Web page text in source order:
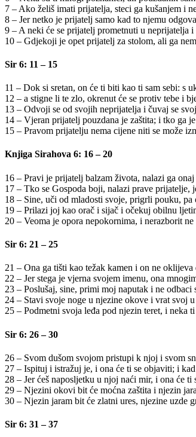
7 – Ako želiš imati prijatelja, steci ga kušanjem i
8 – Jer netko je prijatelj samo kad to njemu
9 – A neki će se prijatelj prometnuti u neprijatelja
10 – Gdjekoji je opet prijatelj za stolom, ali ga
Sir 6: 11 – 15
11 – Dok si sretan, on će ti biti kao ti sam sebi: s
12 – a stigne li te zlo, okrenut će se protiv tebe i
13 – Odvoji se od svojih neprijatelja i čuvaj se
14 – Vjeran prijatelj pouzdana je zaštita; i tko ga
15 – Pravom prijatelju nema cijene niti se može
Knjiga Sirahova 6: 16 – 20
16 – Pravi je prijatelj balzam života, nalazi ga
17 – Tko se Gospoda boji, nalazi prave
18 – Sine, uči od mladosti svoje, prigrli pouku, pa
19 – Prilazi joj kao orač i sijač i očekuj obilnu
20 – Veoma je opora nepokornima, i nerazborit
Sir 6: 21 – 25
21 – Ona ga tišti kao težak kamen i on ne oklijeva
22 – Jer stega je vjerna svojem imenu, ona
23 – Poslušaj, sine, primi moj naputak i ne odbaci
24 – Stavi svoje noge u njezine okove i vrat svoj
25 – Podmetni svoja leđa pod njezin teret, i neka
Sir 6: 26 – 30
26 – Svom dušom svojom pristupi k njoj i svom
27 – Ispituj i istražuj je, i ona će ti se objaviti; i
28 – Jer ćeš naposljetku u njoj naći mir, i ona će ti
29 – Njezini okovi bit će moćna zaštita i njezin
30 – Njezin jaram bit će zlatni ures, njezine uzde
Sir 6: 31 – 37